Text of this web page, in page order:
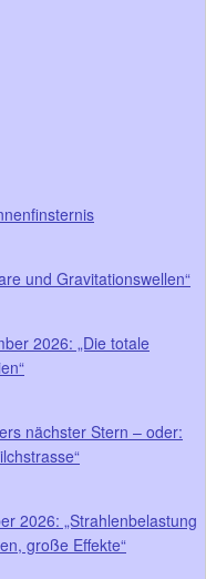
und Gravitationswellen“
2026: „Die totale
nächster Stern – oder:
2026: „Strahlenbelastung
große Effekte“